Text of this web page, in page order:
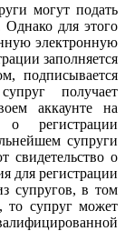
могут подать
Однако для этого
электронную
заполняется
подписывается
получает
аккаунте на
о регистрации
супруги
свидетельство о
для регистрации
супругов, в том
то супруг может